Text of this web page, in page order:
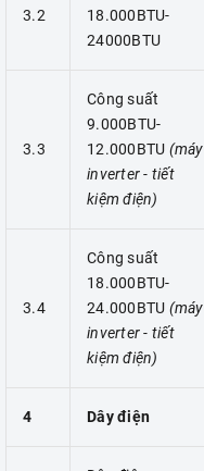
3.2
18.000BTU-
24000BTU
3.3
Công suất
9.000BTU-
12.000BTU (máy
inverter - tiết
kiệm điện)
3.4
Công suất
18.000BTU-
24.000BTU (máy
inverter - tiết
kiệm điện)
4 Dây điện